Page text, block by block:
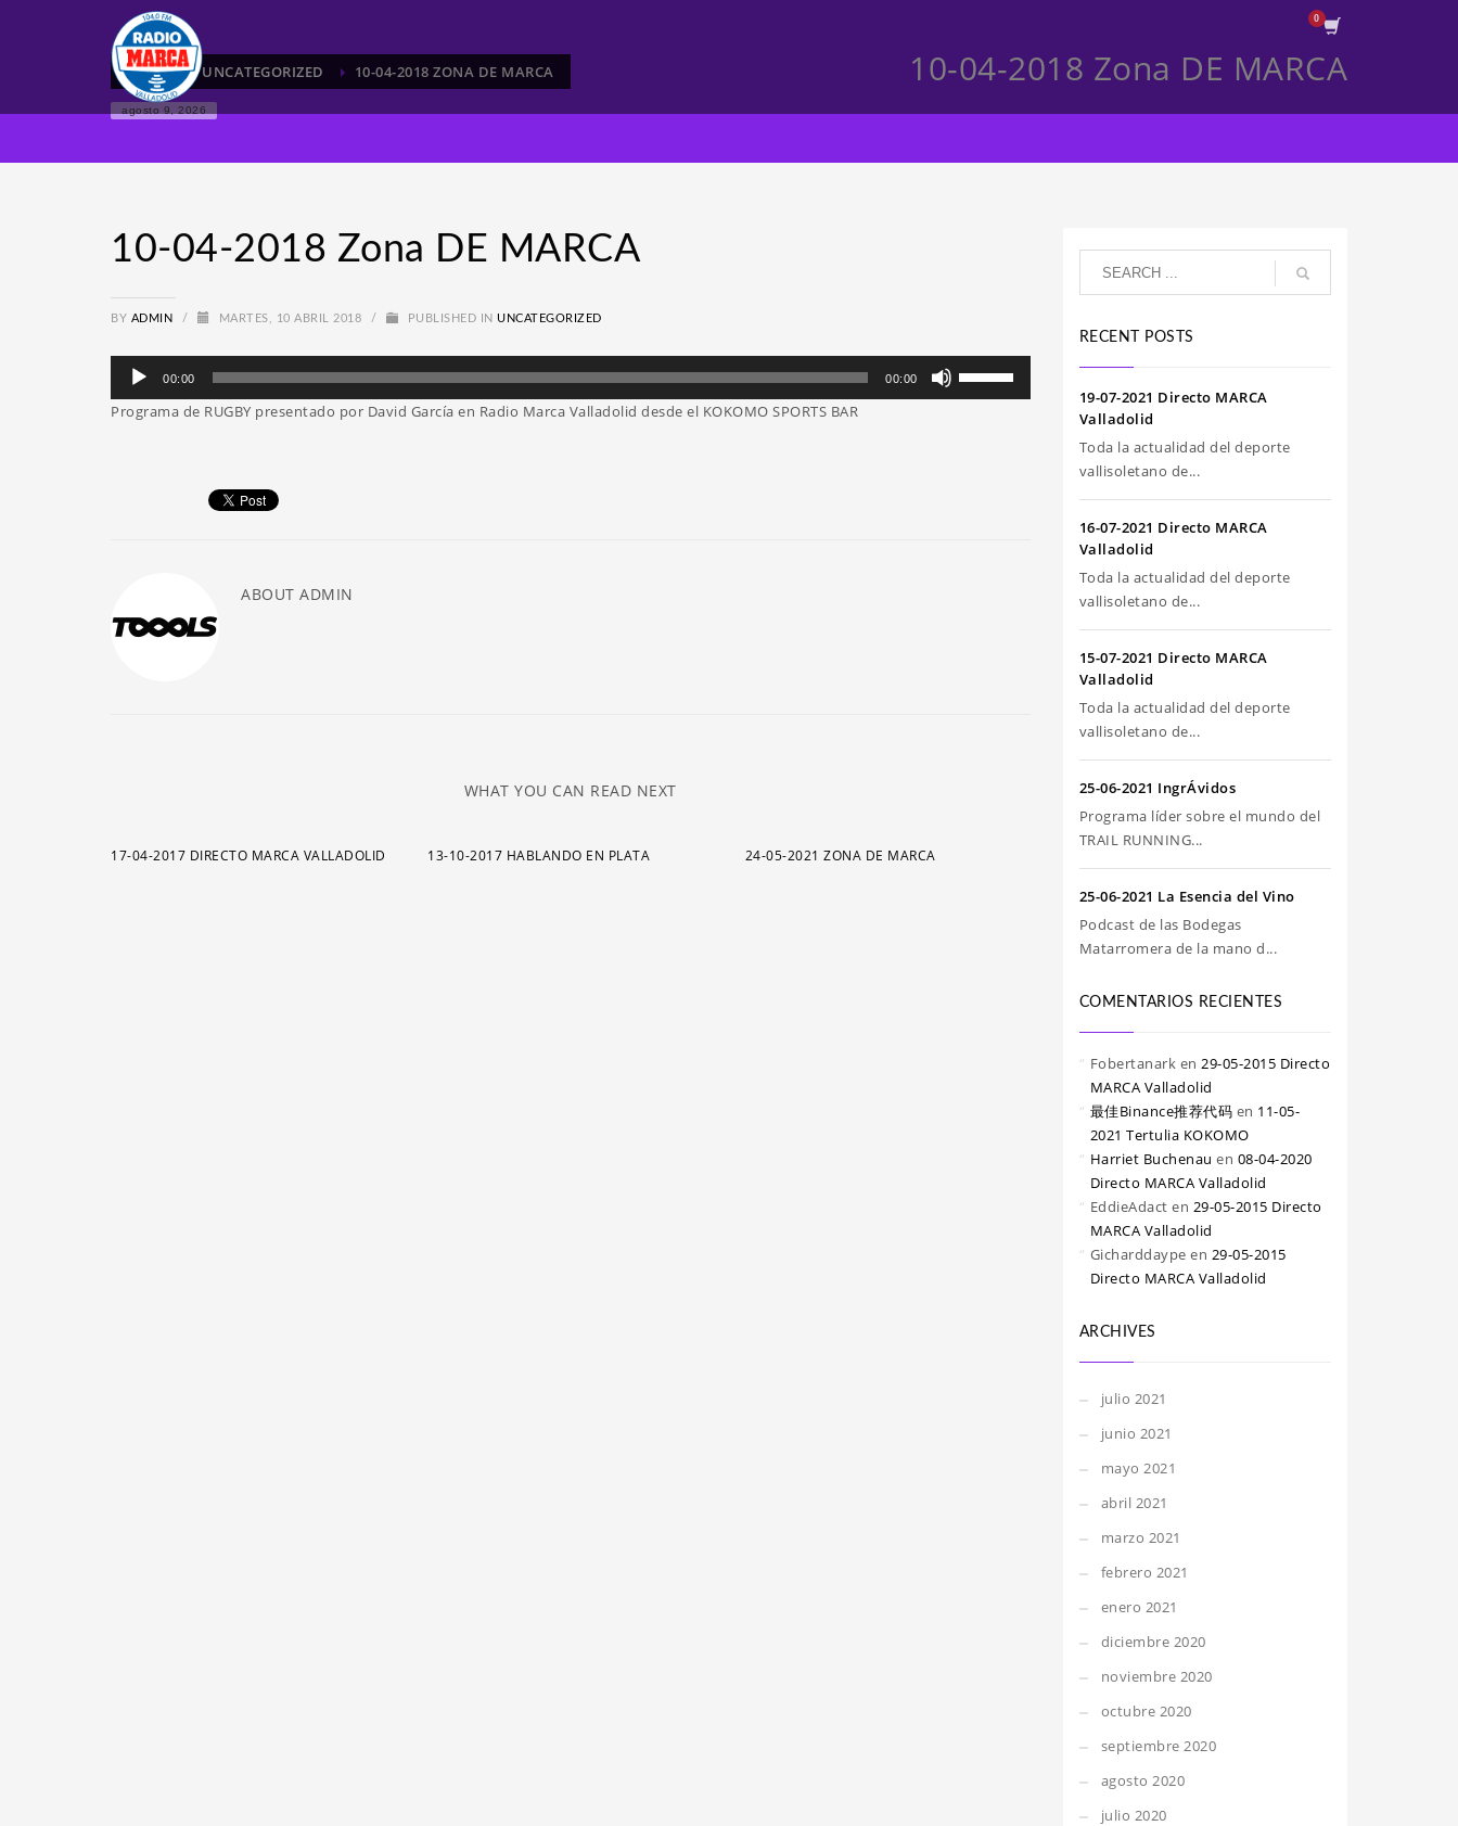
HOME UNCATEGORIZED 10-04-2018 ZONA DE MARCA
agosto 9, 2026
10-04-2018 Zona DE MARCA
10-04-2018 Zona DE MARCA
BY ADMIN / MARTES, 10 ABRIL 2018 / PUBLISHED IN UNCATEGORIZED
Reproductor
audio
00:00 00:00
Programa de RUGBY presentado por David García en Radio Marca Valladolid desde el KOKOMO SPORTS BAR
ABOUT ADMIN
WHAT YOU CAN READ NEXT
17-04-2017 DIRECTO MARCA VALLADOLID 13-10-2017 HABLANDO EN PLATA 24-05-2021 ZONA DE MARCA
RECENT POSTS
19-07-2021 Directo MARCA
Valladolid
Toda la actualidad del deporte
vallisoletano de...
16-07-2021 Directo MARCA
Valladolid
Toda la actualidad del deporte
vallisoletano de...
15-07-2021 Directo MARCA
Valladolid
Toda la actualidad del deporte
vallisoletano de...
25-06-2021 IngrÁvidos
Programa líder sobre el mundo del
TRAIL RUNNING...
25-06-2021 La Esencia del Vino
Podcast de las Bodegas
Matarromera de la mano d...
COMENTARIOS RECIENTES
Fobertanark en 29-05-2015 Directo
MARCA Valladolid
最佳Binance推荐代码 en 11-05-
2021 Tertulia KOKOMO
Harriet Buchenau en 08-04-2020
Directo MARCA Valladolid
EddieAdact en 29-05-2015 Directo
MARCA Valladolid
Gicharddaype en 29-05-2015
Directo MARCA Valladolid
ARCHIVES
julio 2021
junio 2021
mayo 2021
abril 2021
marzo 2021
febrero 2021
enero 2021
diciembre 2020
noviembre 2020
octubre 2020
septiembre 2020
agosto 2020
julio 2020